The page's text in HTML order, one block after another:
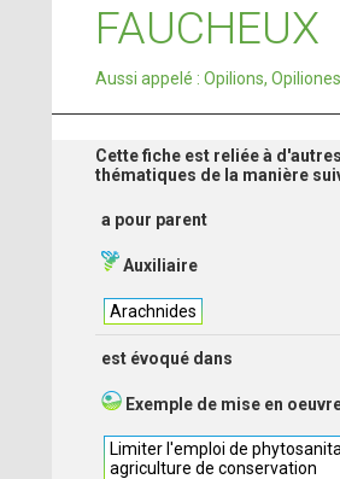
FAUCHEUX
Aussi appelé : Opilions, Opiliones
Cette fiche est reliée à d'autres
thématiques de la manière
a pour parent
Auxiliaire
Arachnides
est évoqué dans
Exemple de mise en
Limiter l'emploi de
agriculture de conservation